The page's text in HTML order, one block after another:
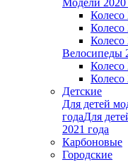
Модели
Колесо
Колесо
Колесо
Велосипеды
Колесо
Колесо
Детские
Для детей
годаДля
2021 года
Карбоновые
Городские